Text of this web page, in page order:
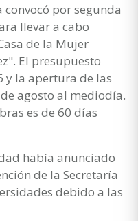
por segunda
llevar a cabo
de la Mujer
El presupuesto
y la apertura de las
agosto al mediodía.
es de 60 días
había anunciado
de la Secretaría
debido a las